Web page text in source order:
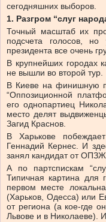
сегодняшних выборов.
1. Разгром “слуг
Точный масштаб их
подсчета голосов,
президента все очень
В крупнейших городах
не вышли во второй тур.
В Киеве на финишную
“Оппозиционной
его однопартиец
место делят
Загид Краснов.
В Харькове
Геннадий Кернес. И
занял кандидат от
А по партспискам
Типичная картина для
первом месте
(Харьков, Одесса) или
от региона (а кое-где
Львове и в Николаеве).